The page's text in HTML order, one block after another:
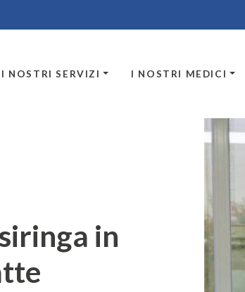
I NOSTRI SERVIZI I NOSTRI MEDICI
in